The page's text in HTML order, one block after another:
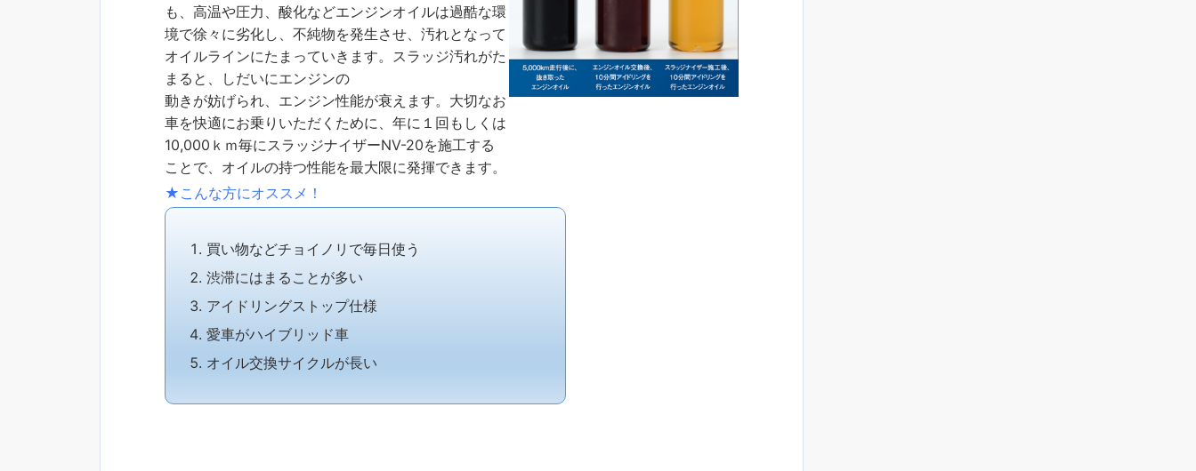
も、高温や圧力、酸化などエンジンオイルは過酷な環
境で徐々に劣化し、不純物を発生させ、汚れとなって
オイルラインにたまっていきます。スラッジ汚れがた
まると、しだいにエンジンの
動きが妨げられ、エンジン性能が衰えます。大切なお
車を快適にお乗りいただくために、年に１回もしくは
10,000ｋｍ毎にスラッジナイザーNV-20を施工する
ことで、オイルの持つ性能を最大限に発揮できます。
★こんな方にオススメ！
買い物などチョイノリで毎日使う
渋滞にはまることが多い
アイドリングストップ仕様
愛車がハイブリッド車
オイル交換サイクルが長い